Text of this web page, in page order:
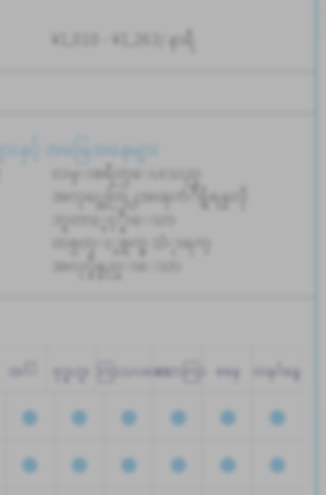
¥1,010 - ¥1,263/ နာရီ
းနှင့် အခြေအနေများ
လမ္းစရိတ္ေပးသည္
အလုပ္အေတြ႕အၾကံဳရွိရန္မလို
တစ္ပတ္ႏွစ္ရက္မွ သံုးရက္
အလုပ္ခ်ိန္နည္းေသာ
အင်္ဂါ ဗုဒ္ဓဟူး ကြာသပတေးသောကြာ စနေ တနင်္ဂနွေ